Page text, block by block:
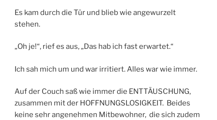
Es kam durch die Tür und blieb wie angewurzelt
stehen.
„Oh je!“, rief es aus, „Das hab ich fast erwartet.“
Ich sah mich um und war irritiert. Alles war wie immer.
Auf der Couch saß wie immer die ENTTÄUSCHUNG,
zusammen mit der HOFFNUNGSLOSIGKEIT. Beides
keine sehr angenehmen Mitbewohner, die sich zudem